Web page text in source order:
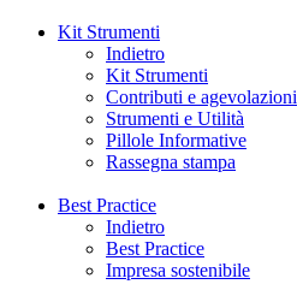
Kit Strumenti
Indietro
Kit Strumenti
Contributi e agevolazioni
Strumenti e Utilità
Pillole Informative
Rassegna stampa
Best Practice
Indietro
Best Practice
Impresa sostenibile